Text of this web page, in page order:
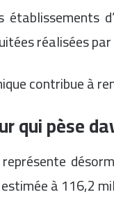
établissements
réalisées
contribue à
qui pèse
à 116,2